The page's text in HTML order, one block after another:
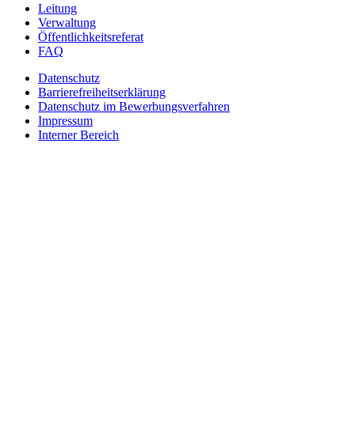
Leitung
Verwaltung
Öffentlichkeitsreferat
FAQ
Datenschutz
Barrierefreiheitserklärung
Datenschutz im Bewerbungsverfahren
Impressum
Interner Bereich